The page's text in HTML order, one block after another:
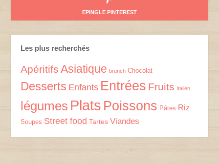
EPINGLE PINTEREST
Les plus recherchés
Apéritifs Asiatique brunch Chocolat
Desserts Enfants Entrées Fruits Italien
légumes Plats Poissons Pâtes Riz
Soupes Street food Tartes Viandes